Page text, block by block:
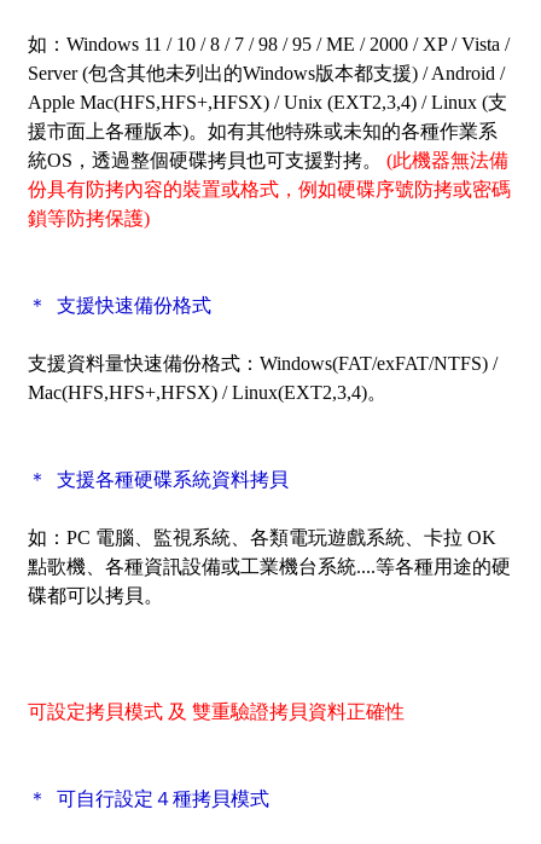
如：Windows 11 / 10 / 8 / 7 / 98 / 95 / ME / 2000 / XP / Vista /
Server(包含其他未列出的Windows版本都支援) / Android /
Apple Mac(HFS,HFS+,HFSX) / Unix (EXT2,3,4) / Linux (支
援市面上各種版本)。如有其他特殊或未知的各種作業系
統OS，透過整個硬碟拷貝也可支援對拷。
(此機器無法備
份具有防拷內容的裝置或格式，例如硬碟序號防拷或密碼
鎖等防拷保護)
＊ 支援快速備份格式
支援資料量快速備份格式：Windows(FAT/exFAT/NTFS) /
Mac(HFS,HFS+,HFSX) / Linux(EXT2,3,4)。
＊ 支援各種硬碟系統資料拷貝
如：PC 電腦、監視系統、各類電玩遊戲系統、卡拉 OK
點歌機、各種資訊設備或工業機台系統....等各種用途的硬
碟都可以拷貝。
可設定拷貝模式 及 雙重驗證拷貝資料正確性
＊ 可自行設定４種拷貝模式